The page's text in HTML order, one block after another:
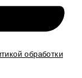
обработки